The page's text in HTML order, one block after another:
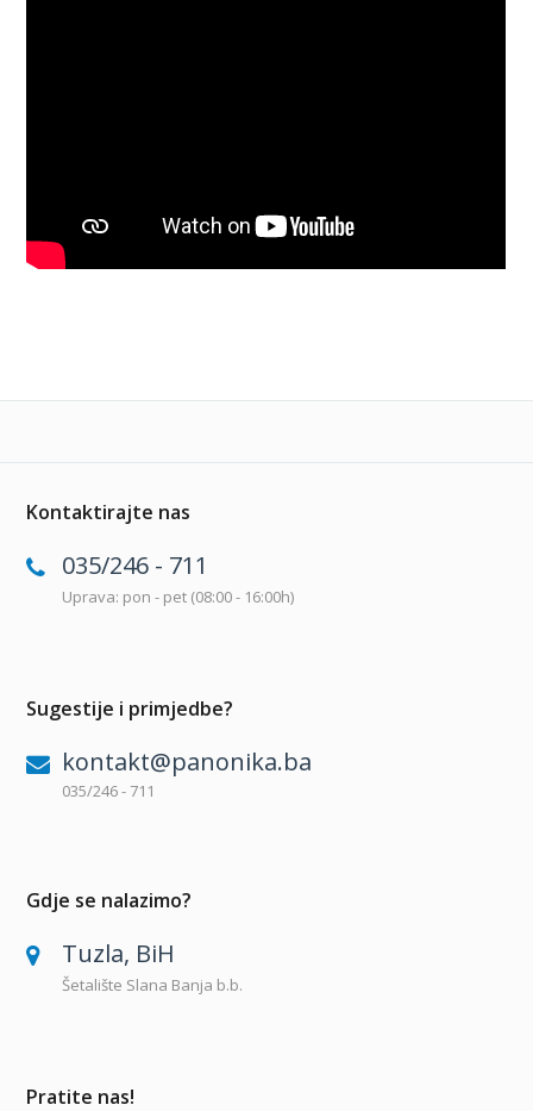
Kontaktirajte nas
035/246 - 711
Uprava: pon - pet (08:00 - 16:00h)
Sugestije i primjedbe?
kontakt@panonika.ba
035/246 - 711
Gdje se nalazimo?
Tuzla, BiH
Šetalište Slana Banja b.b.
Pratite nas!